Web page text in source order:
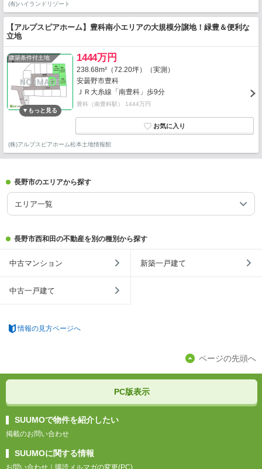
(有)ハイランドリゾート
【アルプスピアホーム】豊科南小エリアの大規模分譲地！緑豊＆便利な
立地
建築条件付土地 1444万円
238.68m²（72.20坪）（実測）
安曇野市豊科
ＪＲ大糸線「南豊科」歩9分
豊科（南豊科駅） 1444万円
(株)アルプスピアホーム松本土地情報館
長野市のエリアから探す
エリア一覧
長野市西和田の不動産を別の種別から探す
中古マンション 新築一戸建て
中古一戸建て
情報の見方ページへ
ページの先頭へ
PC版表示
SUUMOで物件を紹介したい
掲載のお問い合わせ
SUUMOに関する情報
お問い合わせ 購読メルマガの変更(PC)